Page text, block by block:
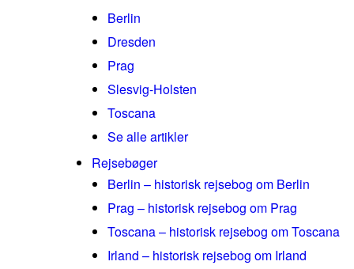
Berlin
Dresden
Prag
Slesvig-Holsten
Toscana
Se alle artikler
Rejsebøger
Berlin – historisk rejsebog om Berlin
Prag – historisk rejsebog om Prag
Toscana – historisk rejsebog om Toscana
Irland – historisk rejsebog om Irland